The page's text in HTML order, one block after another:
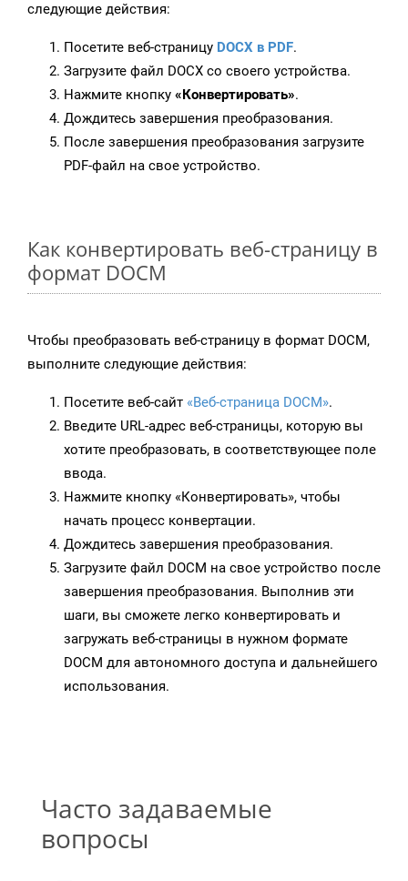
следующие действия:
Посетите веб-страницу DOCX в PDF.
Загрузите файл DOCX со своего устройства.
Нажмите кнопку «Конвертировать».
Дождитесь завершения преобразования.
После завершения преобразования загрузите
PDF-файл на свое устройство.
Как конвертировать веб-страницу в
формат DOCM
Чтобы преобразовать веб-страницу в формат DOCM,
выполните следующие действия:
Посетите веб-сайт «Веб-страница DOCM».
Введите URL-адрес веб-страницы, которую вы
хотите преобразовать, в соответствующее поле
ввода.
Нажмите кнопку «Конвертировать», чтобы
начать процесс конвертации.
Дождитесь завершения преобразования.
Загрузите файл DOCM на свое устройство после
завершения преобразования. Выполнив эти
шаги, вы сможете легко конвертировать и
загружать веб-страницы в нужном формате
DOCM для автономного доступа и дальнейшего
использования.
Часто задаваемые
вопросы